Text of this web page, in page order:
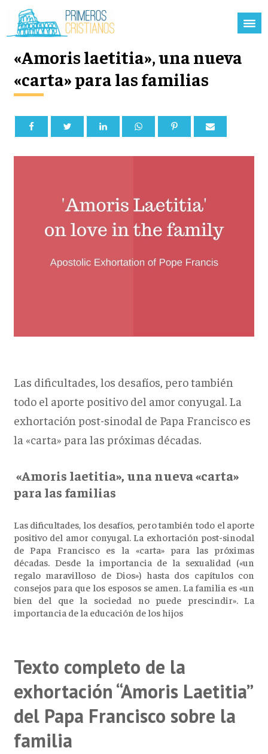
«Amoris laetitia», una nueva
«carta» para las familias
Las dificultades, los desafíos, pero también
todo el aporte positivo del amor conyugal. La
exhortación post-sinodal de Papa Francisco es
la «carta» para las próximas décadas.
«Amoris laetitia», una nueva «carta»
para las familias
Las dificultades, los desafíos, pero también todo el aporte
positivo del amor conyugal. La exhortación post-sinodal
de Papa Francisco es la «carta» para las próximas
décadas. Desde la importancia de la sexualidad («un
regalo maravilloso de Dios») hasta dos capítulos con
consejos para que los esposos se amen. La familia es «un
bien del que la sociedad no puede prescindir». La
importancia de la educación de los hijos
Texto completo de la
exhortación “Amoris Laetitia”
del Papa Francisco sobre la
familia